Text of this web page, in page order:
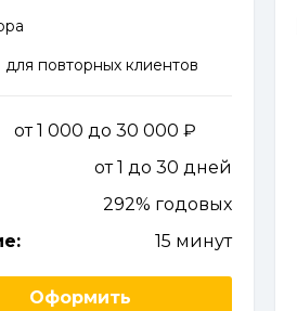
повторных клиентов
от 1 000 до 30 000
от 1 до 30 дней
292% годовых
15 минут
Оформить